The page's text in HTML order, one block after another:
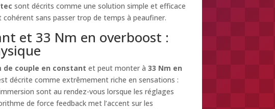
sont décrits comme une solution simple et efficace
sans passer trop de temps à peaufiner.
et 33 Nm en overboost :
de couple en constant et peut monter à 33 Nm en
décrite comme extrêmement riche en sensations :
sont au rendez-vous lorsque les réglages
de force feedback met l’accent sur les